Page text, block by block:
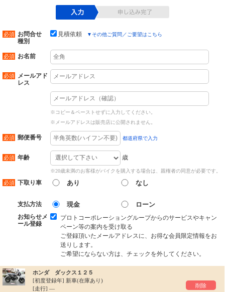
お問合せ
種別
見積依頼 ▼ その他ご質問／ご要望はこちら
お名前
メールアド
レス
※コピー＆ペーストせずに入力してください。
※メールアドレスは販売店に公開されません。
郵便番号 都道府県で入力
年齢 歳
※20歳未満のお客様がバイクを購入する場合は、親権者の同意が必要です。
下取り車 あり なし
支払方法 現金 ローン
お知らせメ
ール登録
プロトコーポレーショングループからのサービスやキャン
ペーン等の案内を受け取る
ご登録頂いたメールアドレスに、お得な会員限定情報をお
送りします。
ご希望にならない方は、チェックを外してください。
ホンダ ダックス１２５
[初度登録年] 新車(在庫あり)
[走行] ―
削除